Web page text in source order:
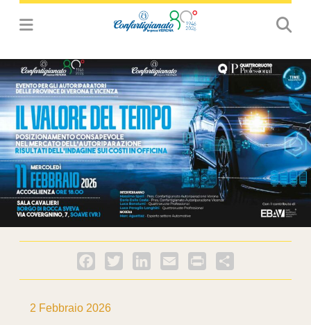
Facebook
Twitter LinkedInEmail PrintFriendly
2 Febbraio 2026